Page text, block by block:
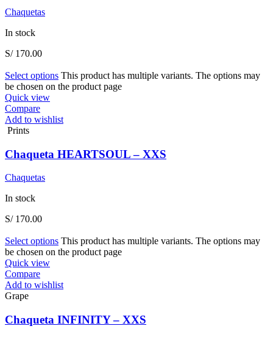
Chaquetas
In stock
S/170.00
Select options This product has multiple variants. The options may
be chosen on the product page
Quick view
Compare
Add to wishlist
Prints
Chaqueta HEARTSOUL – XXS
Chaquetas
In stock
S/170.00
Select options This product has multiple variants. The options may
be chosen on the product page
Quick view
Compare
Add to wishlist
Grape
Chaqueta INFINITY – XXS